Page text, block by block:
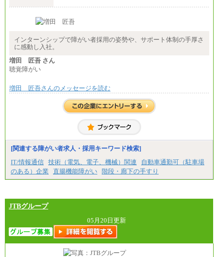
中途：
す。
インターンシップで障がい者採用の姿勢や、サポート体制の手厚さ
に感動し入社。
増田 匠吾 さん
聴覚障がい
増田 匠吾さんのメッセージを読む
[関連する障がい者求人・採用キーワード検索]
IT/情報通信 技術（電気、電子、機械）関連
自動車通勤可（駐車場
のある）企業
直腸機能障がい 階段・廊下の手すり
JTBグループ
05月20日更新